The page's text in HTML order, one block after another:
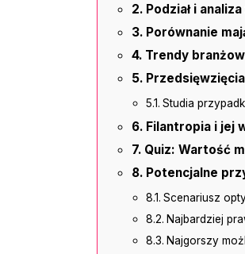
Podział i
Porównanie
Trendy
Studia
Filantropia i jej
Quiz: Wartość
Potencjalne
Scenariusz
Najbardziej
Najgorszy